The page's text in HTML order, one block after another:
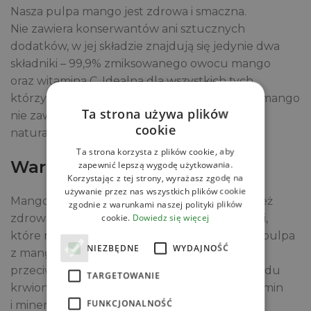
Nasza pulpa mango jest zdrowa i smaczna.
Nie zawiera konserwantów ani sztucznych
dodatków, w jej składzie znajdują się jedynie dwa
składniki – 99,9% zmiksowanego owocu mango
oraz witamina C. Idealna dla wszystkich tych,
którzy cenią sobie zdrowe odżywianie. Pulpa mango
nie zawiera dodatku cukru, zawiera jedynie
naturalnie występujące w mango cukry.
Wartości odżywcze mango
Mango to nie tylko doskonały smak, ale również
zdrowa przekąska. Dzięki zawartości polifenoli,
które mają silne działanie przeciwutleniające, pulpa
z mango jest doskonałym produktem
przeciwdziałającym rozwijaniu się chorób układu
krwionośnego. Dodatkowo zawiera wiele witamin
i minerałów, takich jak witamina C oraz wapń.
Ta strona używa plików
cookie
Ta strona korzysta z plików cookie, aby
zapewnić lepszą wygodę użytkowania.
Korzystając z tej strony, wyrażasz zgodę na
używanie przez nas wszystkich plików cookie
zgodnie z warunkami naszej polityki plików
cookie. Dowiedz się więcej
NIEZBĘDNE WYDAJNOŚĆ
TARGETOWANIE
FUNKCJONALNOŚĆ